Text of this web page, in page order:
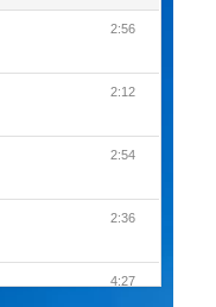
2:56
2:12
2:54
2:36
4:27